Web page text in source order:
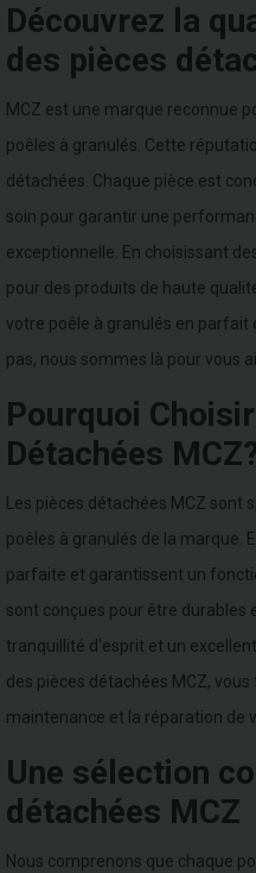
Découvrez la
des pièces
MCZ est une marque reconnue
poêles à granulés. Cette
détachées. Chaque pièce est
soin pour garantir une
exceptionnelle. En choisissant
pour des produits de haute
votre poêle à granulés en
pas, nous sommes là pour vous
Pourquoi
Détachées
Les pièces détachées MCZ
poêles à granulés de la marque.
parfaite et garantissent un
sont conçues pour être durables
tranquillité d'esprit et un
des pièces détachées MCZ,
maintenance et la réparation de
Une sélection
détachées MCZ
Nous comprenons que chaque